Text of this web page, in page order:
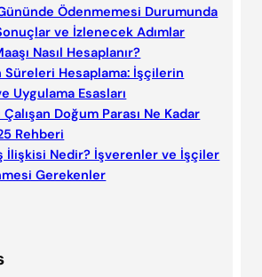
Ödenmemesi Durumunda
ve İzlenecek Adımlar
Nasıl Hesaplanır?
Süreleri Hesaplama: İşçilerin
Uygulama Esasları
Doğum Parası Ne Kadar
Rehberi
İlişkisi Nedir? İşverenler ve İşçiler
Gerekenler